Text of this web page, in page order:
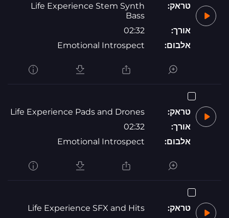
טראק:
Life Experience Stem Synth
Bass
אורך:
02:32
אלבום:
Emotional Introspect
טראק:
Life Experience Pads and Drones
אורך:
02:32
אלבום:
Emotional Introspect
טראק:
Life Experience SFX and Hits